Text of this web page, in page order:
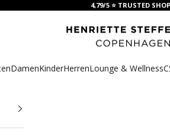
4,79/5 ⭐ TRUSTED
HSCPH
DamenKinderHerrenLounge & Wellness